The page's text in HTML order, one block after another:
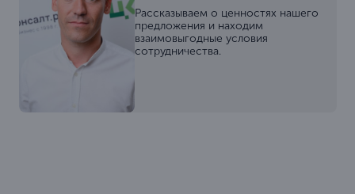
Рассказываем о ценностях нашего
предложения и находим
взаимовыгодные условия
сотрудничества.